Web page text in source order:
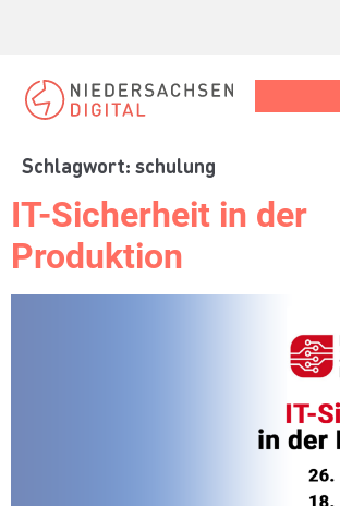
Schlagwort: schulung
IT-Sicherheit in der
Produktion